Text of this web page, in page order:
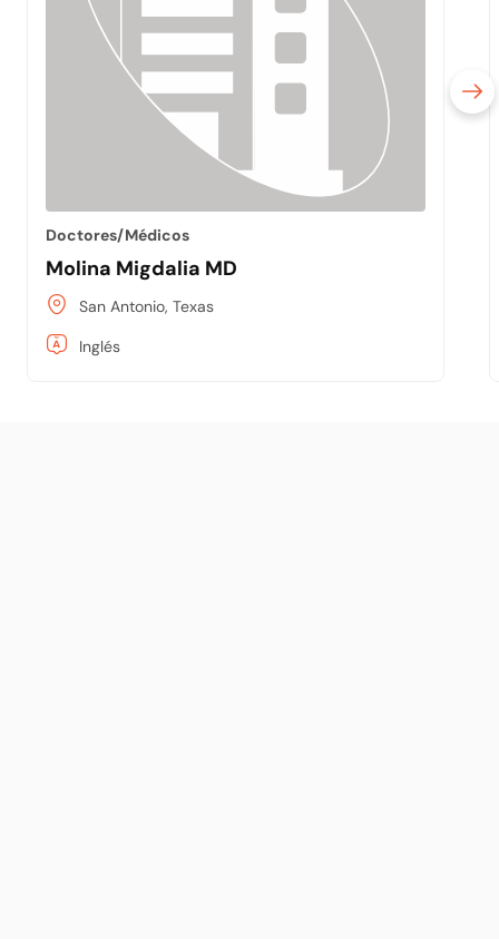
Doctores/Médicos
Molina Migdalia MD
San Antonio, Texas
Inglés